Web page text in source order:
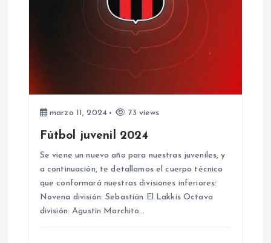
marzo 11, 2024 73 views
Fútbol juvenil 2024
Se viene un nuevo año para nuestras juveniles, y
a continuación, te detallamos el cuerpo técnico
que conformará nuestras divisiones inferiores:
Novena división: Sebastián El Lakkis Octava
división: Agustín Marchito…